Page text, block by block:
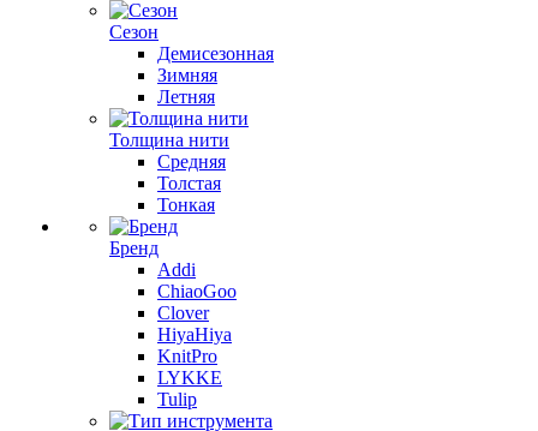
Сезон
Демисезонная
Зимняя
Летняя
Толщина нити
Средняя
Толстая
Тонкая
Бренд
Addi
ChiaoGoo
Clover
HiyaHiya
KnitPro
LYKKE
Tulip